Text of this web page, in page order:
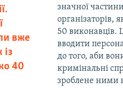
вже
із
40
значної
організаторів,
50 виконавців.
вводити
до того, аби
кримінальні
зроблене ними